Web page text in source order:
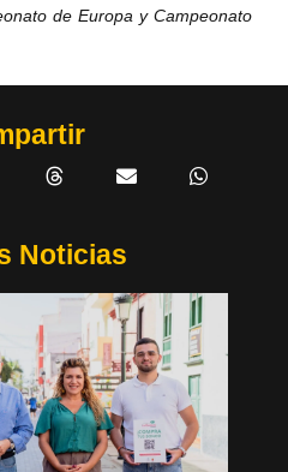
de Europa y Campeonato
Noticias